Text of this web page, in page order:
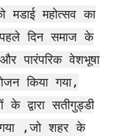
महोत्सव का
दिन समाज के
पारंपरिक वेशभूषा
किया गया,
द्वारा सतीगुड्डी
गया ,जो शहर के